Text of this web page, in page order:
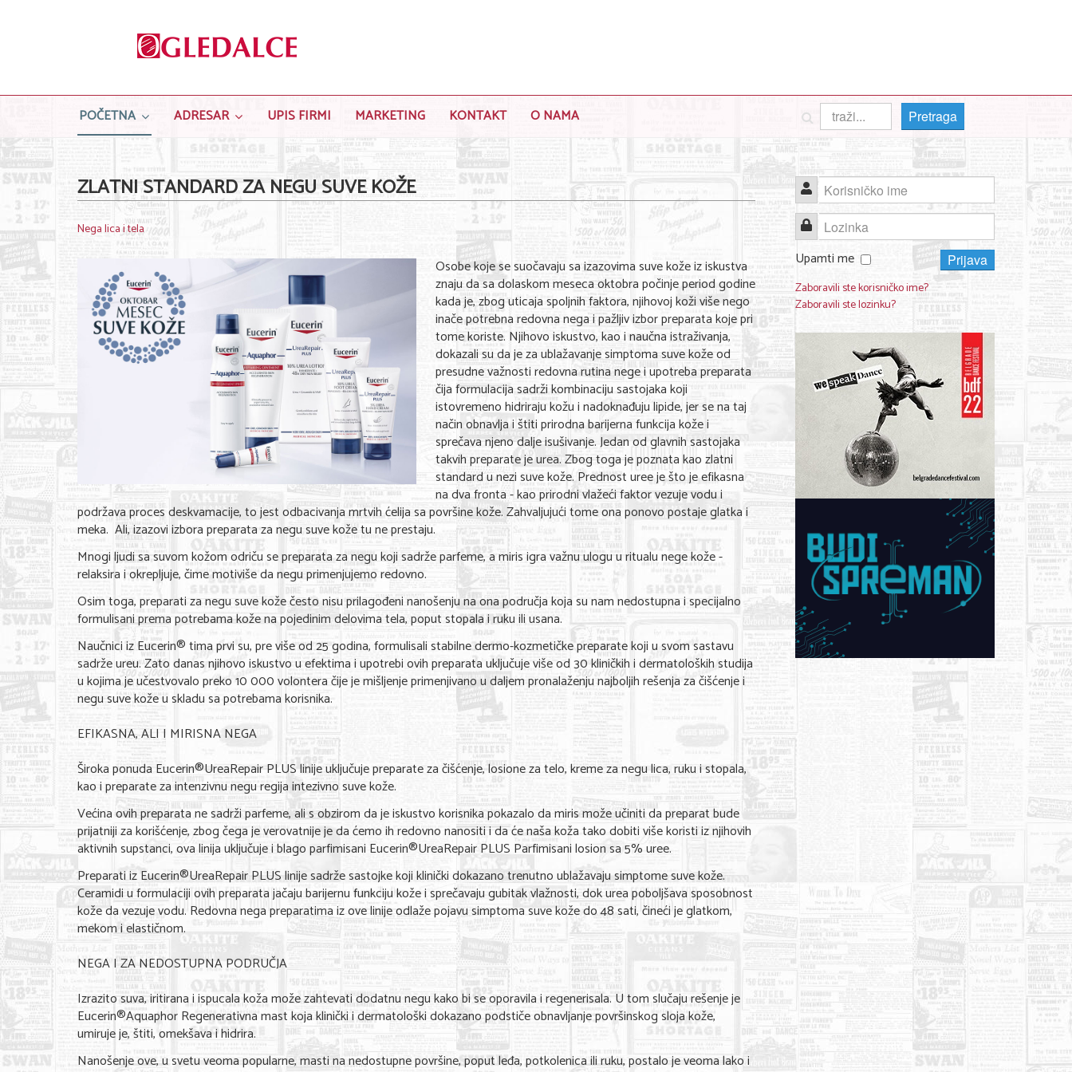
POČETNA ADRESAR UPIS FIRMI MARKETING KONTAKT O NAMA Pretraga
ZLATNI STANDARD ZA NEGU SUVE KOŽE
Nega lica i tela
Osobe koje se suočavaju sa izazovima suve kože iz iskustva
znaju da sa dolaskom meseca oktobra počinje period godine
kada je, zbog uticaja spoljnih faktora, njihovoj koži više nego
inače potrebna redovna nega i pažljiv izbor preparata koje pri
tome koriste. Njihovo iskustvo, kao i naučna istraživanja,
dokazali su da je za ublažavanje simptoma suve kože od
presudne važnosti redovna rutina nege i upotreba preparata
čija formulacija sadrži kombinaciju sastojaka koji
istovremeno hidriraju kožu i nadoknađuju lipide, jer se na taj
način obnavlja i štiti prirodna barijerna funkcija kože i
sprečava njeno dalje isušivanje. Jedan od glavnih sastojaka
takvih preparate je urea. Zbog toga je poznata kao zlatni
standard u nezi suve kože. Prednost uree je što je efikasna
na dva fronta - kao prirodni vlažeći faktor vezuje vodu i
podržava proces deskvamacije, to jest odbacivanja mrtvih ćelija sa površine kože. Zahvaljujući tome ona ponovo postaje glatka i
meka. Ali, izazovi izbora preparata za negu suve kože tu ne prestaju.
Mnogi ljudi sa suvom kožom odriču se preparata za negu koji sadrže parfeme, a miris igra važnu ulogu u ritualu nege kože -
relaksira i okrepljuje, čime motiviše da negu primenjujemo redovno.
Osim toga, preparati za negu suve kože često nisu prilagođeni nanošenju na ona područja koja su nam nedostupna i specijalno
formulisani prema potrebama kože na pojedinim delovima tela, poput stopala i ruku ili usana.
Naučnici iz Eucerin® tima prvi su, pre više od 25 godina, formulisali stabilne dermo-kozmetičke preparate koji u svom sastavu
sadrže ureu. Zato danas njihovo iskustvo u efektima i upotrebi ovih preparata uključuje više od 30 kliničkih i dermatoloških studija
u kojima je učestvovalo preko 10 000 volontera čije je mišljenje primenjivano u daljem pronalaženju najboljih rešenja za čišćenje i
negu suve kože u skladu sa potrebama korisnika.
EFIKASNA, ALI I MIRISNA NEGA
Široka ponuda Eucerin®UreaRepair PLUS linije uključuje preparate za čišćenje, losione za telo, kreme za negu lica, ruku i stopala,
kao i preparate za intenzivnu negu regija intezivno suve kože.
Većina ovih preparata ne sadrži parfeme, ali s obzirom da je iskustvo korisnika pokazalo da miris može učiniti da preparat bude
prijatniji za korišćenje, zbog čega je verovatnije je da ćemo ih redovno nanositi i da će naša koža tako dobiti više koristi iz njihovih
aktivnih supstanci, ova linija uključuje i blago parfimisani Eucerin®UreaRepair PLUS Parfimisani losion sa 5% uree.
Preparati iz Eucerin®UreaRepair PLUS linije sadrže sastojke koji klinički dokazano trenutno ublažavaju simptome suve kože.
Ceramidi u formulaciji ovih preparata jačaju barijernu funkciju kože i sprečavaju gubitak vlažnosti, dok urea poboljšava sposobnost
kože da vezuje vodu. Redovna nega preparatima iz ove linije odlaže pojavu simptoma suve kože do 48 sati, čineći je glatkom,
mekom i elastičnom.
NEGA I ZA NEDOSTUPNA PODRUČJA
Izrazito suva, iritirana i ispucala koža može zahtevati dodatnu negu kako bi se oporavila i regenerisala. U tom slučaju rešenje je
Eucerin®Aquaphor Regenerativna mast koja klinički i dermatološki dokazano podstiče obnavljanje površinskog sloja kože,
umiruje je, štiti, omekšava i hidrira.
Nanošenje ove, u svetu veoma popularne, masti na nedostupne površine, poput leđa, potkolenica ili ruku, postalo je veoma lako i
Korisničko ime
Lozinka
Upamti me
Prijava
Zaboravili ste korisničko ime?
Zaboravili ste lozinku?